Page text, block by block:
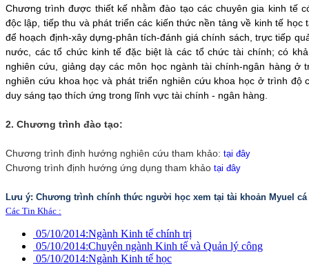
Chương trình được thiết kế nhằm đào tạo các chuyên gia kinh tế
độc lập, tiếp thu và phát triển các kiến thức nền tảng về kinh tế học
để hoạch định-xây dựng-phân tích-đánh giá chính sách, trực tiếp
nước, các tổ chức kinh tế đặc biệt là các tổ chức tài chính; có
nghiên cứu, giảng dạy các môn học ngành tài chính-ngân hàng ở
nghiên cứu khoa học và phát triển nghiên cứu khoa học ở trình độ
duy sáng tạo thích ứng trong lĩnh vực tài chính - ngân hàng.
2. Chương trình đào tạo:
Chương trình định hướng nghiên cứu tham khảo: tại đây
Chương trình định hướng ứng dụng tham khảo tại đây
Lưu ý: Chương trình chính thức người học xem tại tài khoản Myuel
Các Tin Khác :
05/10/2014:Ngành Kinh tế chính trị
05/10/2014:Chuyên ngành Kinh tế và Quản lý công
05/10/2014:Ngành Kinh tế học